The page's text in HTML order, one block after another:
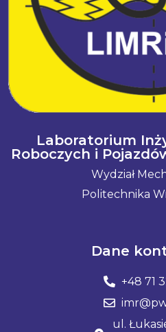
Laboratorium
Roboczych i
Wydział
Politechnika
Dane
+48 71
ul.